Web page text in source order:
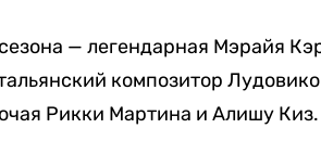
— легендарная Мэрайя
композитор
Рикки Мартина и Алишу Киз​.